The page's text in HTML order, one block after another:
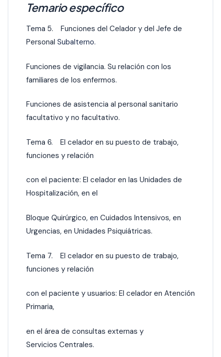
Temario específico
Tema 5. Funciones del Celador y del Jefe de
Personal Subalterno.
Funciones de vigilancia. Su relación con los
familiares de los enfermos.
Funciones de asistencia al personal sanitario
facultativo y no facultativo.
Tema 6. El celador en su puesto de trabajo,
funciones y relación
con el paciente: El celador en las Unidades de
Hospitalización, en el
Bloque Quirúrgico, en Cuidados Intensivos, en
Urgencias, en Unidades Psiquiátricas.
Tema 7. El celador en su puesto de trabajo,
funciones y relación
con el paciente y usuarios: El celador en Atención
Primaria,
en el área de consultas externas y
Servicios Centrales.